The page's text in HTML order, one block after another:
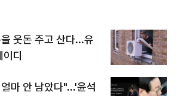
웃돈 주고 산다...유
디
마 안 남았다"...'윤석